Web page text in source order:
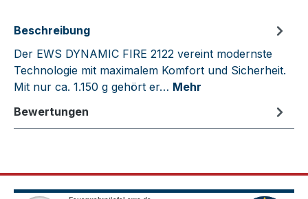
Beschreibung
Der EWS DYNAMIC FIRE 2122 vereint modernste
Technologie mit maximalem Komfort und Sicherheit.
Mit nur ca. 1.150 g gehört er… Mehr
Bewertungen